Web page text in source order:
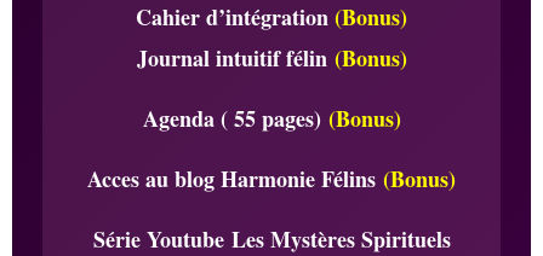
Cahier d’intégration(Bonus)
Journal intuitif félin (Bonus)
Agenda ( 55 pages) (Bonus)
Acces au blog Harmonie Félins (Bonus)
Série Youtube Les Mystères Spirituels